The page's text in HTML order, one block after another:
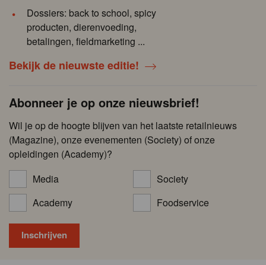
Dossiers: back to school, spicy
producten, dierenvoeding,
betalingen, fieldmarketing ...
Bekijk de nieuwste editie!
Abonneer je op onze nieuwsbrief!
Wil je op de hoogte blijven van het laatste retailnieuws
(Magazine), onze evenementen (Society) of onze
opleidingen (Academy)?
Media
Society
Academy
Foodservice